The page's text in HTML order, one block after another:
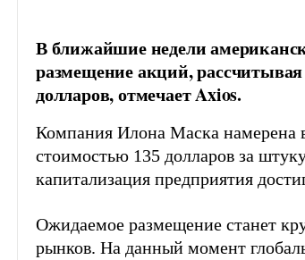
В ближайшие недели
размещение акций,
долларов, отмечает Axios.
Компания Илона Маска намерена
стоимостью 135 долларов за
капитализация предприятия
Ожидаемое размещение станет
рынков. На данный момент